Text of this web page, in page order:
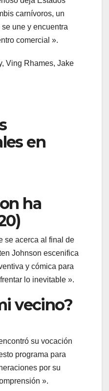
carnívoros, un
une y encuentra
comercial ».
Ving Rhames, Jake
en
ha
se acerca al final de
Johnson escenifica
y cómica para
lo inevitable ».
vecino?
su vocación
programa para
por su
».